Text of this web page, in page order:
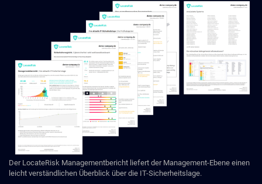
Der LocateRisk Managementbericht liefert der Management-Ebene einen
leicht verständlichen Überblick über die IT-Sicherheitslage.